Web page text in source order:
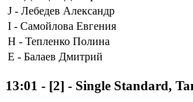
J - Лебедев Александр
I - Самойлова Евгения
H - Тепленко Полина
E - Балаев Дмитрий
13:01 - [2] - Single Standard,